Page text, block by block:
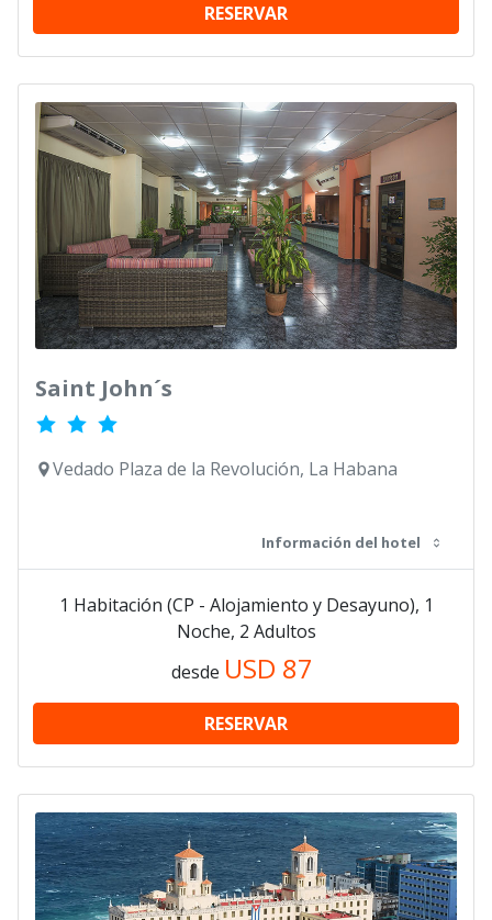
RESERVAR
Saint John´s
Vedado Plaza de la Revolución, La Habana
Información del hotel
1 Habitación (CP - Alojamiento y Desayuno), 1
Noche, 2 Adultos
desde USD 87
RESERVAR